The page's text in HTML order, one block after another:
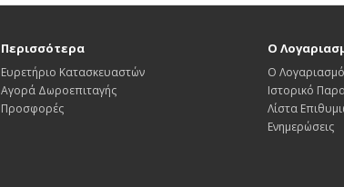
Περισσότερα
Ευρετήριο Κατασκευαστών
Αγορά Δωροεπιταγής
Προσφορές
Ο
Ο
Ιστορικό
Λίστα
Ενημερώσεις